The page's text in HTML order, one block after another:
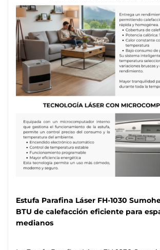
Estufa Parafina Láser FH-1030
BTU de calefacción eficiente para
medianos